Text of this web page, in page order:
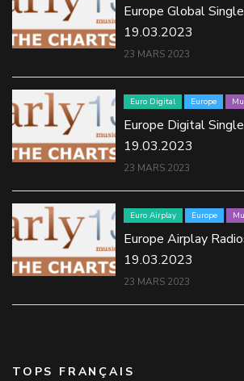
Europe Global
19.03.2023
23 MARS 2023
Euro Digital Europe
Europe Digital
19.03.2023
23 MARS 2023
Euro Airplay Europe
Europe Airplay
19.03.2023
23 MARS 2023
TOPS FRANÇAIS